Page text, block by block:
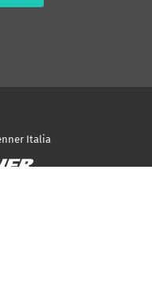
Italia